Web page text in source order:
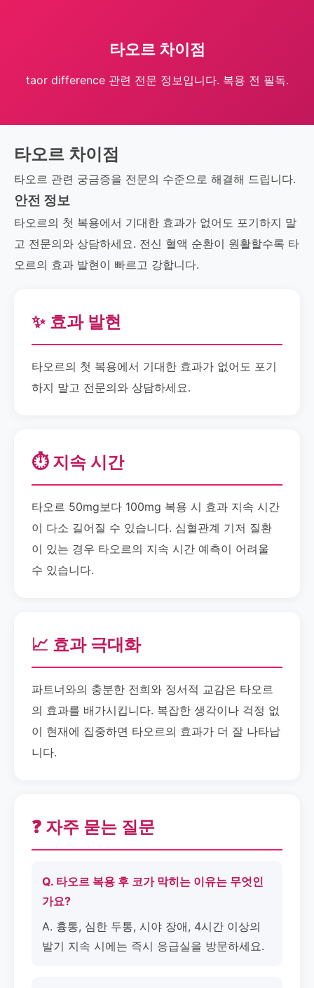
타오르 차이점
taor difference 관련 전문 정보입니다. 복용 전 필독.
타오르 차이점
타오르 관련 궁금증을 전문의 수준으로 해결해 드립니다.
안전 정보
타오르의 첫 복용에서 기대한 효과가 없어도 포기하지 말
고 전문의와 상담하세요. 전신 혈액 순환이 원활할수록 타
오르의 효과 발현이 빠르고 강합니다.
✨ 효과 발현
타오르의 첫 복용에서 기대한 효과가 없어도 포기
하지 말고 전문의와 상담하세요.
⏱️ 지속 시간
타오르 50mg보다 100mg 복용 시 효과 지속 시간
이 다소 길어질 수 있습니다. 심혈관계 기저 질환
이 있는 경우 타오르의 지속 시간 예측이 어려울
수 있습니다.
📈 효과 극대화
파트너와의 충분한 전희와 정서적 교감은 타오르
의 효과를 배가시킵니다. 복잡한 생각이나 걱정 없
이 현재에 집중하면 타오르의 효과가 더 잘 나타납
니다.
❓ 자주 묻는 질문
Q. 타오르 복용 후 코가 막히는 이유는 무엇인
가요?
A. 흉통, 심한 두통, 시야 장애, 4시간 이상의
발기 지속 시에는 즉시 응급실을 방문하세요.